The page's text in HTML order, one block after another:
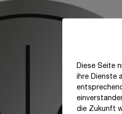
Diese Seite
ihre Dienste
die Zukunft